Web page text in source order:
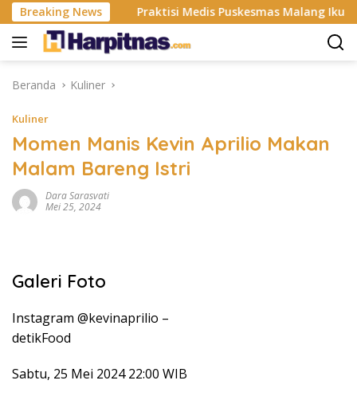
Langsung
ke
konten
Breaking News
ISP Praktisi Medis Puskesmas Malang Ikut Ejek
Beranda Kuliner
Kuliner
Momen Manis Kevin Aprilio Makan
Malam Bareng Istri
Dara Sarasvati
Mei 25, 2024
Galeri Foto
Instagram @kevinaprilio –
detikFood
Sabtu, 25 Mei 2024 22:00 WIB